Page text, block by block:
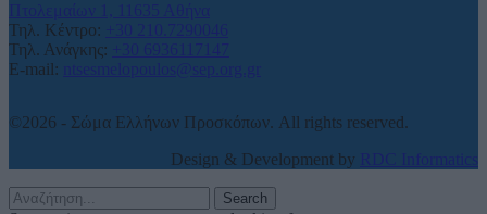
Πτολεμαίων 1, 11635 Αθήνα
Τηλ. Κέντρο:
+30 210.7290046
Τηλ. Ανάγκης:
+30 6936117147
E-mail:
ntsesmelopoulos@sep.org.gr
©2026 - Σώμα Ελλήνων Προσκόπων. All rights reserved.
Design & Development by RDC Informatics
Search